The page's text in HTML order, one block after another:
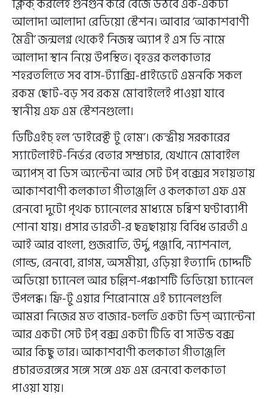
ক্লিক্ করলেই গুনগুন করে বেজে উঠবে এক-একটা
আলাদা আলাদা রেডিয়ো স্টেশন। আবার ‘আকাশবাণী
মৈত্রী’ জন্মলগ্ন থেকেই নিজস্ব অ্যাপ ই এস ডি নামে
আলাদা স্থান নিয়ে উপস্থিত। বৃহত্তর কলকাতার
শহরতলিতে সব বাস-ট্যাক্সি-প্রাইভেটে এমনকি সকল
রকম ছোট-বড় সব রকম মোবাইলেই পাওয়া যাবে
স্থানীয় এফ এম স্টেশনগুলো।
ডিটিএইচ্ হল ‘ডাইরেক্ট টু হোম’। কেন্দ্রীয় সরকারের
স্যাটেলাইট-নির্ভর বেতার সম্প্রচার, যেখানে মোবাইল
অ্যাপস্ বা ডিস অ্যন্টেনা আর সেট টপ্ বক্সের সহায়তায়
আকাশবাণী কলকাতা গীতাঞ্জলি ও কলকাতা এফ এম
রেনবো দুটো পৃথক চ্যানেলের মাধ্যমে চব্বিশ ঘণ্টাব্যাপী
শোনা যায়। প্রসার ভারতী-র ছত্রছায়ায় বিবিধ ভারতী এ
আই আর বাংলা, গুজরাতি, উর্দু, পঞ্জাবি, ন্যাশনাল,
গোল্ড, রেনবো, রাগম, অসমীয়া, ওড়িয়া ইত্যাদি চোদ্দটি
অডিয়ো চ্যানেল আর চল্লিশ-পঞ্চাশটি ভিডিয়ো চ্যানেল
উপলব্ধ। ফ্রি-টু এয়ার শিরোনামে এই চ্যানেলগুলি
আমরা নিজের মত বাজার-চলতি একটা ডিশ্ অ্যান্টেনা
আর একটা সেট টপ্ বক্স একটা টিভি বা সাউন্ড বক্স
আর কিছু তার। আকাশবাণী কলকাতা গীতাঞ্জলি
প্রচারতরঙ্গের সঙ্গে সঙ্গে এফ এম রেনবো কলকাতা
পাওয়া যায়।